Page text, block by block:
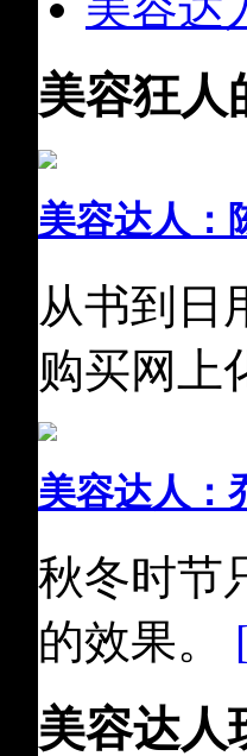
美容狂人
美容达人：
从书到日
购买网上
美容达人：
秋冬时节
的效果。
美容达人